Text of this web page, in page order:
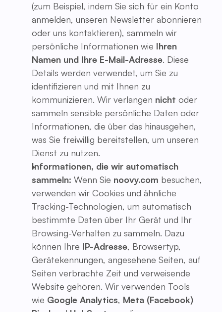
(zum Beispiel, indem Sie sich für ein Konto
anmelden, unseren Newsletter abonnieren
oder uns kontaktieren), sammeln wir
persönliche Informationen wie Ihren
Namen und Ihre E-Mail-Adresse. Diese
Details werden verwendet, um Sie zu
identifizieren und mit Ihnen zu
kommunizieren. Wir verlangen nicht oder
sammeln sensible persönliche Daten oder
Informationen, die über das hinausgehen,
was Sie freiwillig bereitstellen, um unseren
Dienst zu nutzen.
Informationen, die wir automatisch
sammeln: Wenn Sie noovy.com besuchen,
verwenden wir Cookies und ähnliche
Tracking-Technologien, um automatisch
bestimmte Daten über Ihr Gerät und Ihr
Browsing-Verhalten zu sammeln. Dazu
können Ihre IP-Adresse, Browsertyp,
Gerätekennungen, angesehene Seiten, auf
Seiten verbrachte Zeit und verweisende
Website gehören. Wir verwenden Tools
wie Google Analytics, Meta (Facebook)